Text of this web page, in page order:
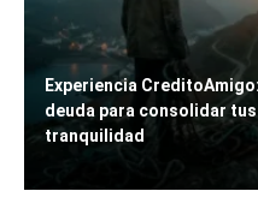
Experiencia
deuda para consolidar
tranquilidad